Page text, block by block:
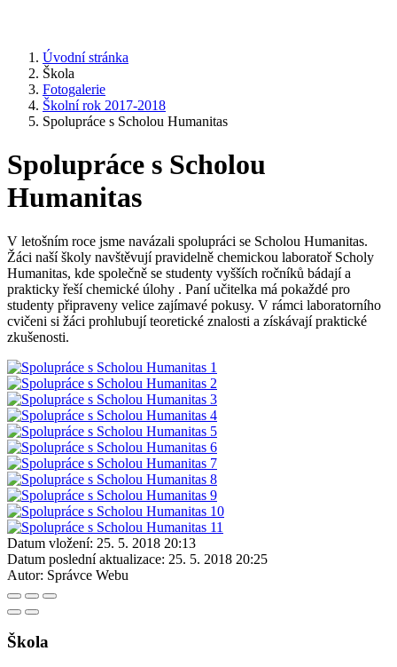
Úvodní stránka
Škola
Fotogalerie
Školní rok 2017-2018
Spolupráce s Scholou Humanitas
Spolupráce s Scholou
Humanitas
V letošním roce jsme navázali spolupráci se Scholou Humanitas.
Žáci naší školy navštěvují pravidelně chemickou laboratoř Scholy
Humanitas, kde společně se studenty vyšších ročníků bádají a
prakticky řeší chemické úlohy . Paní učitelka má pokaždé pro
studenty připraveny velice zajímavé pokusy. V rámci laboratorního
cvičeni si žáci prohlubují teoretické znalosti a získávají praktické
zkušenosti.
Datum vložení: 25. 5. 2018 20:13
Datum poslední aktualizace: 25. 5. 2018 20:25
Autor: Správce Webu
Škola